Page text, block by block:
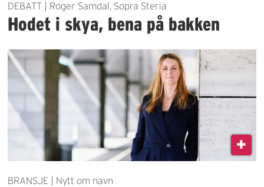
DEBATT | Roger Samdal, Sopra Steria
Hodet i skya, bena på bakken
BRANSJE | Nytt om navn